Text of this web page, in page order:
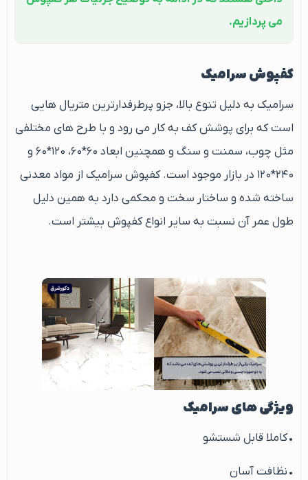
می پردازیم.
کفپوش سرامیک
سرامیک به دلیل تنوع بالا، جزو پرطرفدارترین متریال هایی
است که برای پوشش کف به کار می رود و با طرح های مختلفی
مثل چوب، سمنت و سنگ و همچنین ابعاد ۶۰*۶۰، ۱۲۰*۶۰ و
۲۴۰*۱۲۰ در بازار موجود است. کفپوش سرامیک از مواد معدنی
ساخته شده و ساختار سخت و محکمی دارد به همین دلیل
طول عمر آن نسبت به سایر انواع کفپوش بیشتر است.
ویژگی های سرامیک
• کاملا قابل شستشو
• نظافت آسان